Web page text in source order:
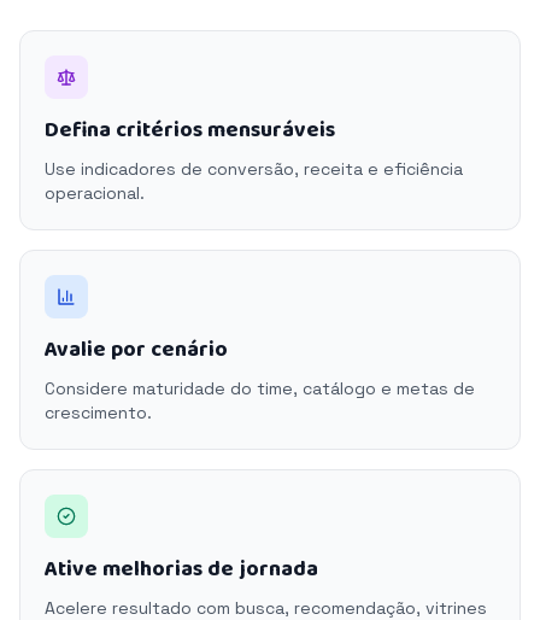
Defina critérios mensuráveis
Use indicadores de conversão, receita e eficiência
operacional.
Avalie por cenário
Considere maturidade do time, catálogo e metas de
crescimento.
Ative melhorias de jornada
Acelere resultado com busca, recomendação, vitrines